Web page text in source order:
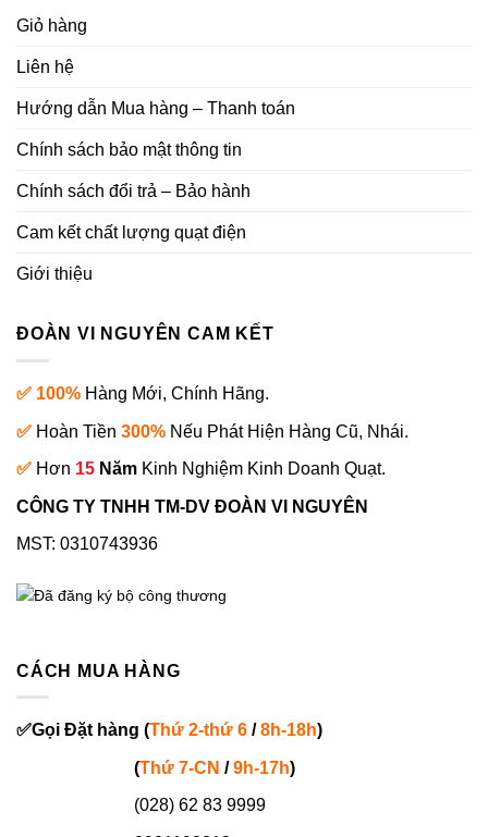
Giỏ hàng
Liên hệ
Hướng dẫn Mua hàng – Thanh toán
Chính sách bảo mật thông tin
Chính sách đổi trả – Bảo hành
Cam kết chất lượng quạt điện
Giới thiệu
ĐOÀN VI NGUYÊN CAM KẾT
✅ 100% Hàng Mới, Chính Hãng.
✅ Hoàn Tiền 300% Nếu Phát Hiện Hàng Cũ, Nhái.
✅ Hơn 15 Năm Kinh Nghiệm Kinh Doanh Quạt.
CÔNG TY TNHH TM-DV ĐOÀN VI NGUYÊN
MST: 0310743936
CÁCH MUA HÀNG
✅Gọi Đặt hàng (Thứ 2-thứ 6 /8h-18h)
(Thứ 7-CN /9h-17h)
(028) 62 83 9999